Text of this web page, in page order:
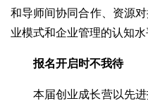
和导师间协同合作、资源
业模式和企业管理的认知水
报名开启时不我待
本届创业成长营以先